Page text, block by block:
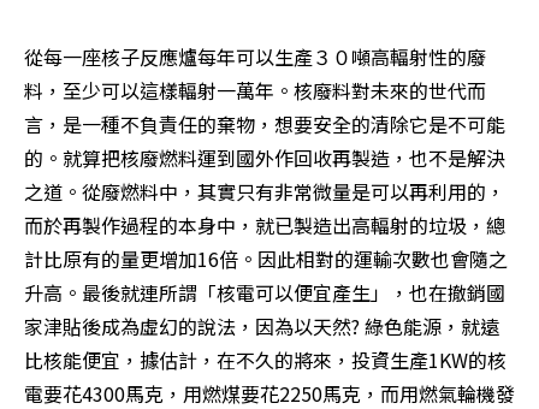
從每一座核子反應爐每年可以生產３０噸高輻射性的廢
料，至少可以這樣輻射一萬年。核廢料對未來的世代而
言，是一種不負責任的棄物，想要安全的清除它是不可能
的。就算把核廢燃料運到國外作回收再製造，也不是解決
之道。從廢燃料中，其實只有非常微量是可以再利用的，
而於再製作過程的本身中，就已製造出高輻射的垃圾，總
計比原有的量更增加16倍。因此相對的運輸次數也會隨之
升高。最後就連所謂「核電可以便宜產生」，也在撤銷國
家津貼後成為虛幻的說法，因為以天然? 綠色能源，就遠
比核能便宜，據估計，在不久的將來，投資生產1KW的核
電要花4300馬克，用燃煤要花2250馬克，而用燃氣輪機發